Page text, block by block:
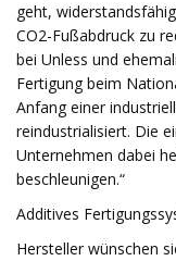
geht,
CO2-Fußabdruck zu
bei Unless und
Fertigung beim
Anfang einer
reindustrialisiert. Die
Unternehmen dabei
beschleunigen.“
Additives
Hersteller wünschen